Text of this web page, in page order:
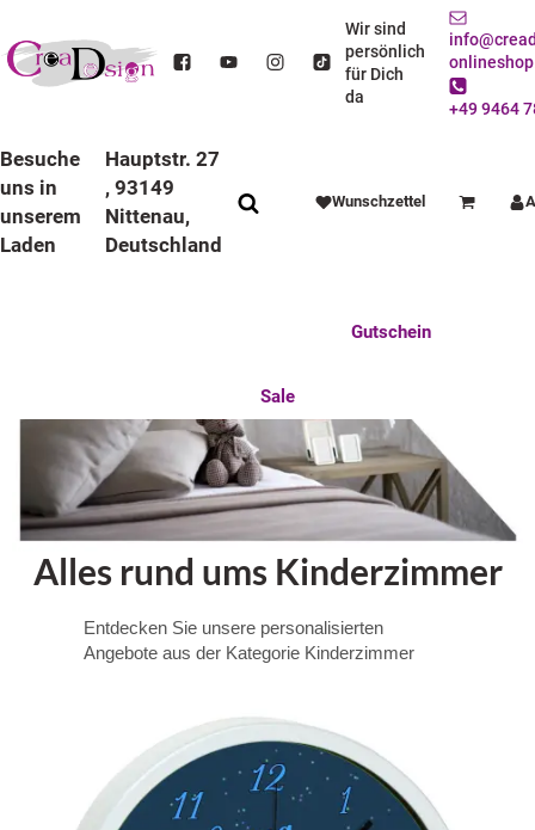
Wir sind
persönlich
für Dich
da
+49 9464
Besuche
uns in
unserem
Laden
Hauptstr. 27
, 93149
Nittenau,
Deutschland
Wunschzettel Warenkorb
Gutschein
Sale
CreaDesign - Standardschenken war gestern
- heute wirds persönlich
Alles rund ums Kinderzimmer
Entdecken Sie unsere personalisierten
Angebote aus der Kategorie Kinderzimmer